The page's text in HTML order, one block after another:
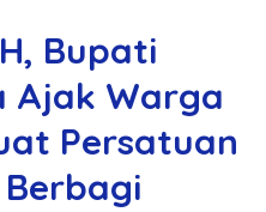
Bupati
Ajak Warga
Persatuan